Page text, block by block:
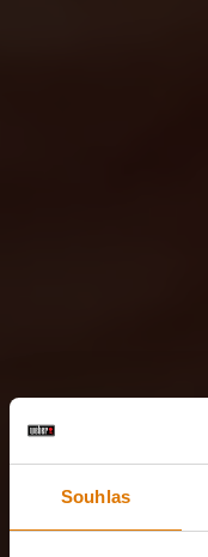
Souhlas